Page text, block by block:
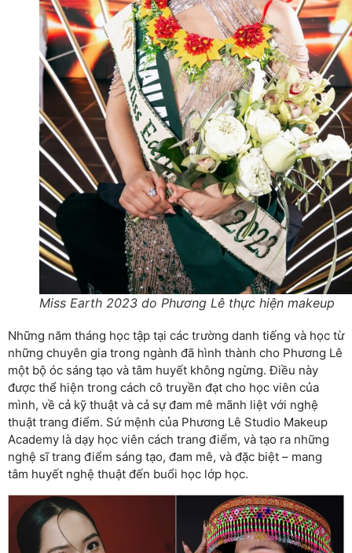
Miss Earth 2023 do Phương Lê thực hiện makeup
Những năm tháng học tập tại các trường danh tiếng và học từ
những chuyên gia trong ngành đã hình thành cho Phương Lê
một bộ óc sáng tạo và tâm huyết không ngừng. Điều này
được thể hiện trong cách cô truyền đạt cho học viên của
mình, về cả kỹ thuật và cả sự đam mê mãnh liệt với nghệ
thuật trang điểm. Sứ mệnh của Phương Lê Studio Makeup
Academy là dạy học viên cách trang điểm, và tạo ra những
nghệ sĩ trang điểm sáng tạo, đam mê, và đặc biệt – mang
tâm huyết nghệ thuật đến buổi học lớp học.